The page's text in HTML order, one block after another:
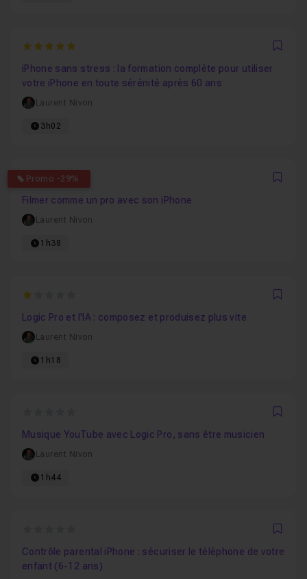
5
iPhone sans stress : la formation complète pour utiliser
votre iPhone en toute sérénité après 60 ans
Laurent Nivon
3h02
Promo -29%
4.6666666666667
Filmer comme un pro avec son iPhone
Laurent Nivon
1h38
1
Logic Pro et l'IA : composez et produisez plus vite
Laurent Nivon
1h18
Musique YouTube avec Logic Pro, sans être musicien
Laurent Nivon
1h44
Contrôle parental iPhone : sécuriser le téléphone de votre
enfant (6-12 ans)